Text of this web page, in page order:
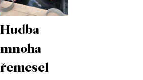
Hudba
mnoha
řemesel